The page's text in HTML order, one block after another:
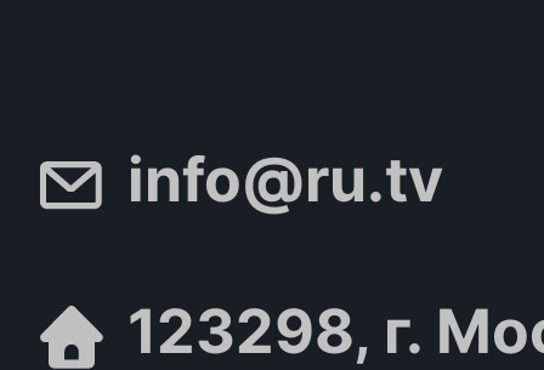
info@ru.tv
123298, г.